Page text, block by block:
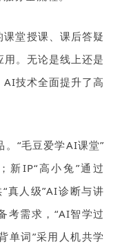
堂授课、课后答疑
。无论是线上还是
技术全面提升了高
“毛豆爱学AI课堂”
新IP“高小兔”通过
真人级”AI诊断与讲
考需求，“AI智学过
单词”采用人机共学